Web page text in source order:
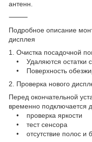
антенн.
⸻
Подробное описание
дисплея
1. Очистка посадочной
• Удаляются остатки
• Поверхность
2. Проверка нового
Перед окончательной
временно подключается
• проверка яркости
• тест сенсора
• отсутствие полос и